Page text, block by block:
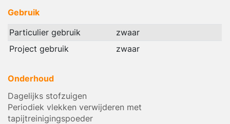
Gebruik
Particulier gebruik
zwaar
Project gebruik
zwaar
Onderhoud
Dagelijks stofzuigen
Periodiek vlekken verwijderen met
tapijtreinigingspoeder